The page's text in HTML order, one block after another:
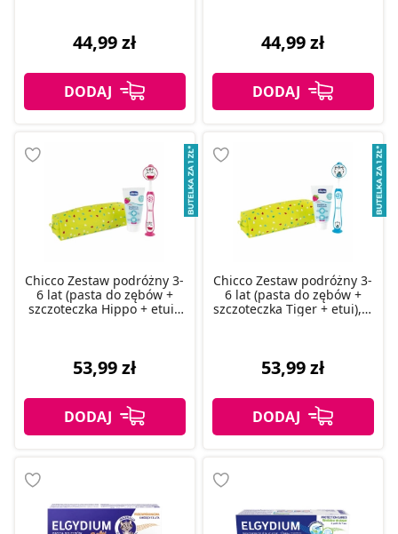
44,99 zł 44,99 zł
Chicco Zestaw podróżny 3-
6 lat (pasta do zębów +
szczoteczka Hippo + etui),
53,99 zł
Chicco Zestaw podróżny 3-
6 lat (pasta do zębów +
szczoteczka Tiger + etui), 1
53,99 zł